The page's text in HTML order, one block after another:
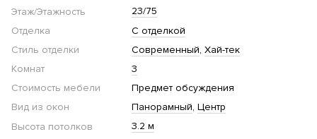
Этаж/Этажность
23/75
Отделка
С отделкой
Стиль отделки
Современный Хай-тек
Комнат
3
Стоимость мебели
Предмет обсуждения
Вид из окон
Панорамный Центр
Высота потолков
3.2 м